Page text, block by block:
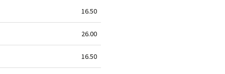
16.50
26.00
16.50